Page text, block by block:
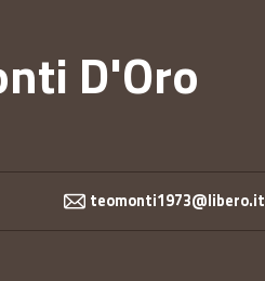
D'Oro
teomonti1973@libero.it